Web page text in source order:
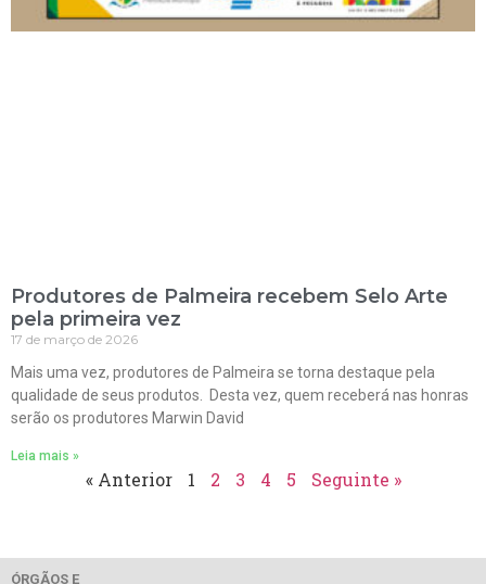
Produtores de Palmeira recebem Selo Arte
pela primeira vez
17 de março de 2026
Mais uma vez, produtores de Palmeira se torna destaque pela
qualidade de seus produtos. Desta vez, quem receberá nas honras
serão os produtores Marwin David
Leia mais »
« Anterior 1 2 3 4 5 Seguinte »
ÓRGÃOS E